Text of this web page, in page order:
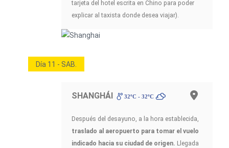
tarjeta del hotel escrita en Chino para poder
explicar al taxista donde desea viajar).
Día 11 - SAB.
SHANGHÁI 32ºC - 32ºC
Después del desayuno, a la hora establecida,
traslado al aeropuerto para tomar el vuelo
indicado hacia su ciudad de origen. Llegada